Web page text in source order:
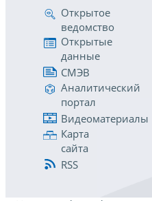
Открытое
ведомство
Открытые
данные
СМЭВ
Аналитический
портал
Видеоматериалы
Карта
сайта
RSS